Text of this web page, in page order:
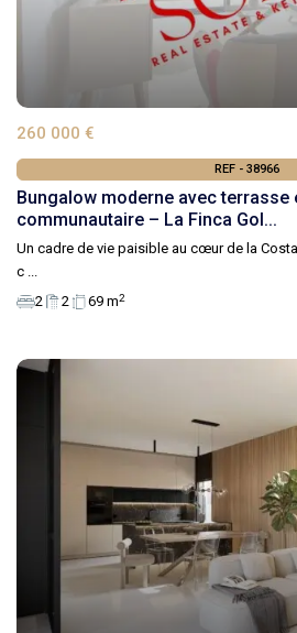
260 000 €
REF - 38966
Bungalow moderne avec terrasse
communautaire – La Finca Gol...
Un cadre de vie paisible au cœur de la
c ...
2
2 69 m2